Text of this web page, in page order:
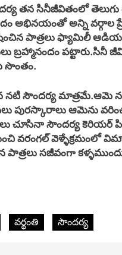
తన సినీజీవితంలో
అన్ని వర్గాల
పాత్రలు ఫ్యామిలీ
బ్రహ్మానందం పట్టారు.సినీ
సొంతం.
నటి సౌందర్య మాత్రమే.ఆమె
పురస్కారాలు ఆమెను
చూసినా సౌందర్య కెరియర్
వరంగల్
పాత్రలు సజీవంగా
వర్థంతి సౌందర్య